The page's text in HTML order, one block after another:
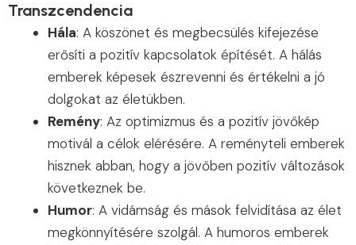
Transzcendencia
Hála: A köszönet és megbecsülés kifejezése
erősíti a pozitív kapcsolatok építését. A hálás
emberek képesek észrevenni és értékelni a jó
dolgokat az életükben.
Remény: Az optimizmus és a pozitív jövőkép
motivál a célok elérésére. A reményteli emberek
hisznek abban, hogy a jövőben pozitív változások
következnek be.
Humor: A vidámság és mások felvidítása az élet
megkönnyítésére szolgál. A humoros emberek